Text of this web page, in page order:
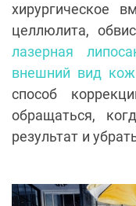
хирургическое
целлюлита,
лазерная
внешний вид
способ
обращаться,
результат и